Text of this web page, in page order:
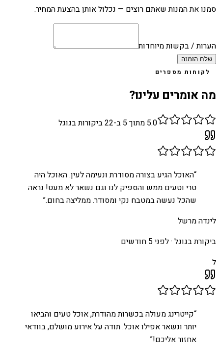
סמנו את המנות שאתם רוצים — נכלול אותן בהצעת המחיר.
הערות / בקשות מיוחדות
שלח הזמנה
לקוחות מספרים
מה אומרים עלינו?
5.0 מתוך 5 ב- 22ביקורות בגוגל
“האוכל הגיע בצורה מסודרת ונעימה לעין. האוכל היה
טרי וטעים ממש והספיק לנו וגם נשאר לא מעט! נראה
שהכל נעשה במטבח נקי ומסודר. ממליצה בחום.”
לינדה מרשל
ביקורת בגוגל ·לפני 5 חודשים
ל
“קייטרינג מעולה בכשרות מהודרת, אוכל טעים והביאו
יותר ונשאר אפילו אוכל. תודה על אירוע מושלם, בוודאי
אחזור אליכם!”